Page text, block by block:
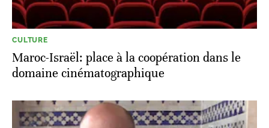
CULTURE
Maroc-Israël: place à la coopération dans le
domaine cinématographique